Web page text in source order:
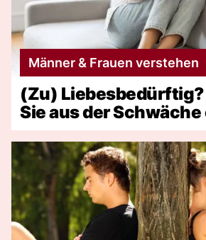
Männer & Frauen verstehen
(Zu)
Sie aus der